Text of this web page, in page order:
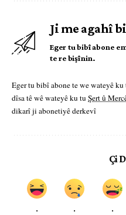
Ji me agahî
Eger tu bibî abone
te re bişînin.
Eger tu bibî abone te we wateyê ku
dîsa tê wê wateyê ku tu Şert û
dikarî ji abonetiyê derkevî
Çi
. . .